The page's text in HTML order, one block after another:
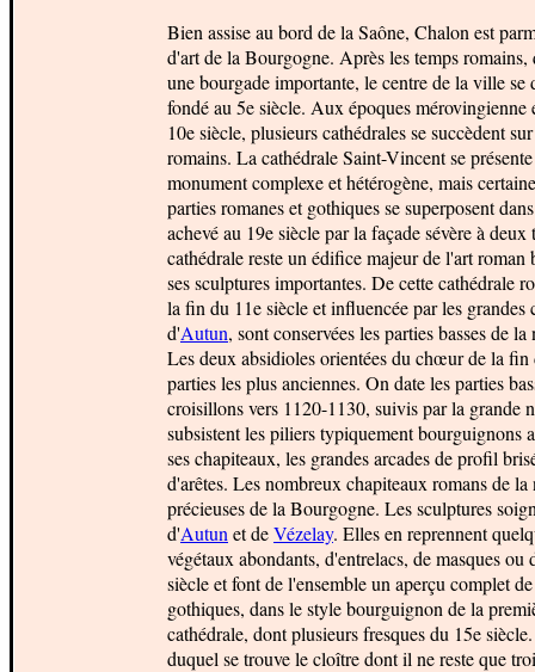
Bien assise au bord de la Saône, Chalon est
d'art de la Bourgogne. Après les temps
une bourgade importante, le centre de la ville se
fondé au 5e siècle. Aux époques
10e siècle, plusieurs cathédrales se succèdent
romains. La cathédrale Saint-Vincent se
monument complexe et hétérogène, mais
parties romanes et gothiques se superposent
achevé au 19e siècle par la façade sévère à
cathédrale reste un édifice majeur de l'art
ses sculptures importantes. De cette cathédrale
la fin du 11e siècle et influencée par les
d'Autun, sont conservées les parties basses de
Les deux absidioles orientées du chœur de la fin
parties les plus anciennes. On date les parties
croisillons vers 1120-1130, suivis par la grande
subsistent les piliers typiquement bourguignons
ses chapiteaux, les grandes arcades de profil
d'arêtes. Les nombreux chapiteaux romans de
précieuses de la Bourgogne. Les sculptures
d'Autun et deVézelay. Elles en reprennent
végétaux abondants, d'entrelacs, de masques
siècle et font de l'ensemble un aperçu complet
gothiques, dans le style bourguignon de la
cathédrale, dont plusieurs fresques du 15e
duquel se trouve le cloître dont il ne reste que